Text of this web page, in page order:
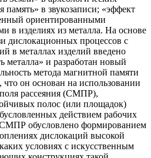
память» в звукозаписи; «эффект
ориентированными
в изделиях из металла. На основе
дислокационных процессов с
в металлах изделий введено
металла» и разработан новый
метода магнитной памяти
что он основан на использовании
рассеяния (СМПР),
полос (или площадок)
действием рабочих
обусловлено формированием
дислокаций высокой
условиях с искусственным